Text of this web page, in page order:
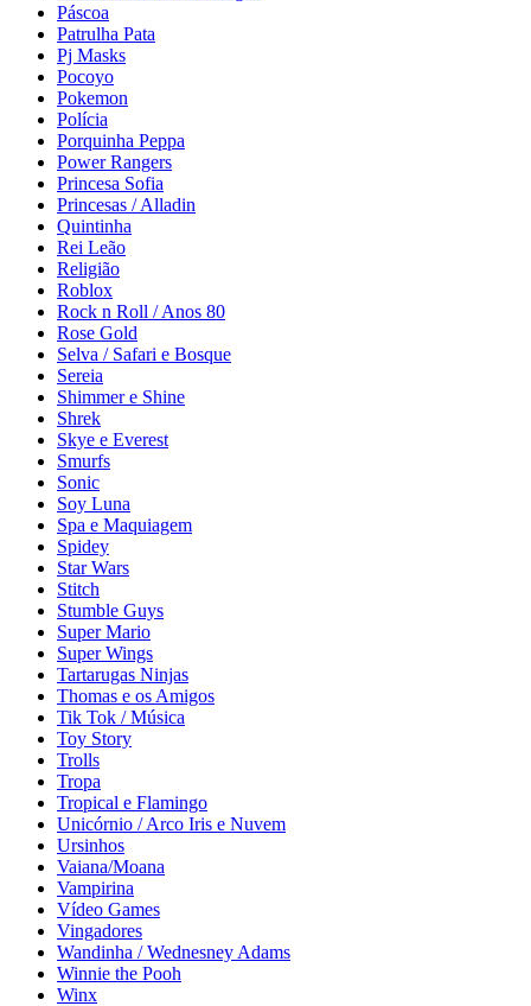
Páscoa
Patrulha Pata
Pj Masks
Pocoyo
Pokemon
Polícia
Porquinha Peppa
Power Rangers
Princesa Sofia
Princesas / Alladin
Quintinha
Rei Leão
Religião
Roblox
Rock n Roll / Anos 80
Rose Gold
Selva / Safari e Bosque
Sereia
Shimmer e Shine
Shrek
Skye e Everest
Smurfs
Sonic
Soy Luna
Spa e Maquiagem
Spidey
Star Wars
Stitch
Stumble Guys
Super Mario
Super Wings
Tartarugas Ninjas
Thomas e os Amigos
Tik Tok / Música
Toy Story
Trolls
Tropa
Tropical e Flamingo
Unicórnio / Arco Iris e Nuvem
Ursinhos
Vaiana/Moana
Vampirina
Vídeo Games
Vingadores
Wandinha / Wednesney Adams
Winnie the Pooh
Winx